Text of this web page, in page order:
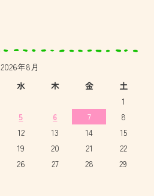
2026年8月
水 木 金 土
1
5 6 7
8
12 13 14
15
19 20 21
22
26 27 28
29